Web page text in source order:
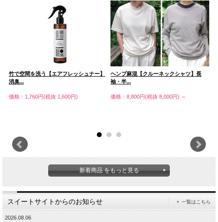
竹で空間を洗う【エアフレッシュナー】
消臭...
価格：1,760円(税抜 1,600円)
ヘンプ麻混【クルーネックシャツ】長
袖・半...
価格：8,800円(税抜 8,000円) ～
新着商品 をもっと見る
スイートサイトからのお知らせ 一覧はこちら
2026.08.06